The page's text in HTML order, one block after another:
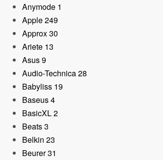
Anymode 1
Apple249
Approx30
Ariete 13
Asus9
Audio-Technica28
Babyliss 19
Baseus4
BasicXL2
Beats3
Belkin 23
Beurer31